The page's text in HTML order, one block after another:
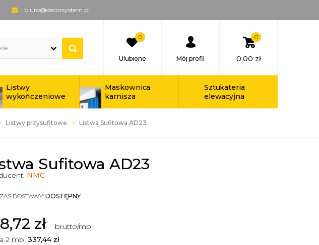
biuro@decorsystem.pl
0
Ulubione Mój profil
0
0,00 zł
Listwy
wykończeniowe
Maskownica
karnisza
Sztukateria
elewacyjna
Listwy przysufitowe Listwa Sufitowa AD23
Sufitowa AD23
NMC
DOSTAWY:DOSTĘPNY
zł
brutto/mb
2 mb: 337,44 zł